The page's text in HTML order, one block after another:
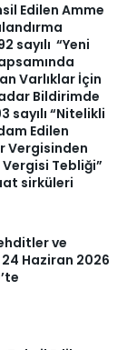
Edilen Amme
sayılı “Yeni
Varlıklar İçin
Bildirimde
sayılı “Nitelikli
Edilen
Vergisinden
Tebliği”
sirküleri
ve
Haziran 2026